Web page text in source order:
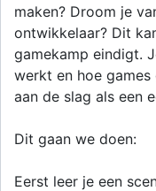
maken? Droom je
ontwikkelaar? Dit
gamekamp eindigt.
werkt en hoe
aan de slag als een
Dit gaan we doen:
Eerst leer je een